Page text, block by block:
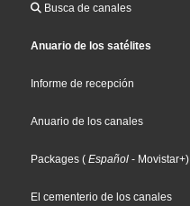
Busca de canales
Anuario de los satélites
Informe de recepción
Anuario de los canales
Packages ( Español - Movistar+)
El cementerio de los canales